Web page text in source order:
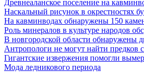
Древнеаланское поселение на
Наскальный рисунок в окрестностях
На кавминводах обнаружены 150
Роль минералов в культуре народов
В новгородской области обнаружены
Антропологи не могут найти предков
Гигантские извержения помогли
Мода ледникового периода